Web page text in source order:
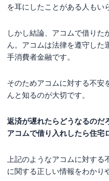
を耳にしたことがある人もい
しかし結論、アコムで借りた
ん。アコムは法律を遵守した
手消費者金融です。
そのためアコムに対する不安
んと知るのが大切です。
返済が遅れたらどうなるのだ
アコムで借り入れしたら住宅
上記のようなアコムに対す
に関する正しい情報をわかり